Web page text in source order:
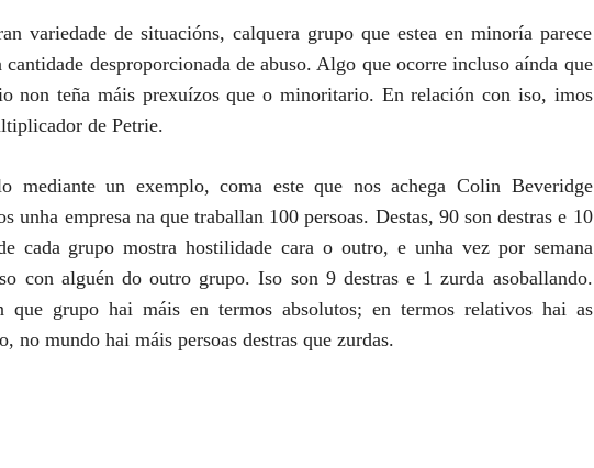
variedade de situacións, calquera grupo que estea en minoría parece
cantidade desproporcionada de abuso. Algo que ocorre incluso aínda que
non teña máis prexuízos que o minoritario. En relación con iso, imos
de Petrie.
mediante un exemplo, coma este que nos achega Colin Beveridge
unha empresa na que traballan 100 persoas. Destas, 90 son destras e 10
cada grupo mostra hostilidade cara o outro, e unha vez por semana
con alguén do outro grupo. Iso son 9 destras e 1 zurda asoballando.
que grupo hai máis en termos absolutos; en termos relativos hai as
no mundo hai máis persoas destras que zurdas.